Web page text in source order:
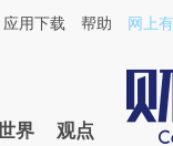
应用下载 帮助 网上
界 观点